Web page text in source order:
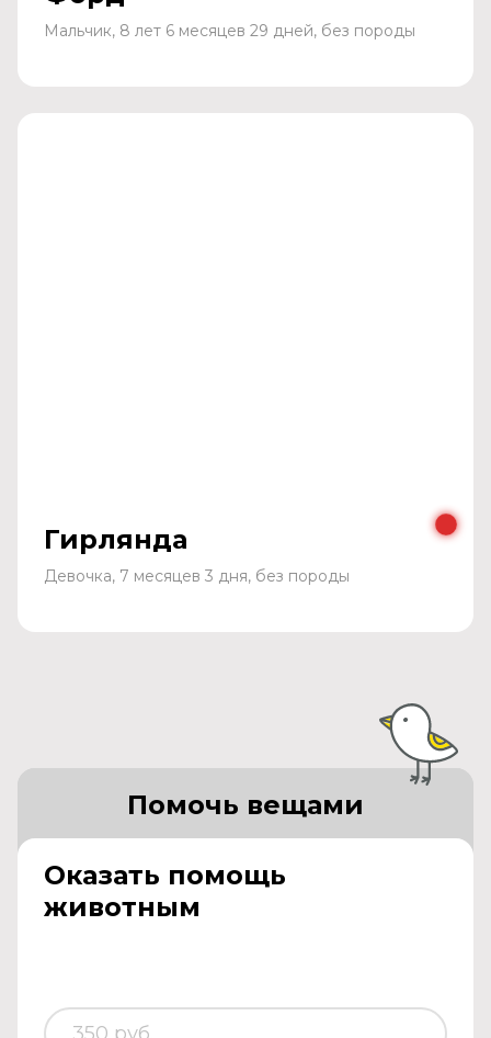
Мальчик, 8 лет 6 месяцев 29 дней, без породы
Гирлянда
Девочка, 7 месяцев 3 дня, без породы
Оказать помощь
животным
Помочь вещами